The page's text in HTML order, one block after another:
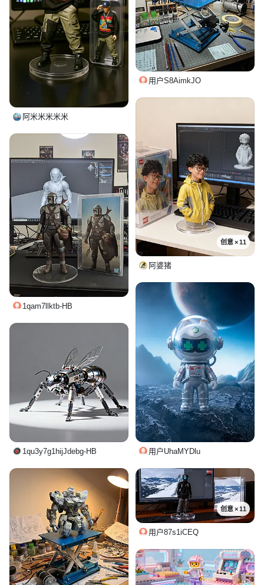
阿米米米米米
用户S8AimkJO
创意 × 11
阿婆猪
1qam7llktb-HB
用户UhaMYDlu
1qu3y7g1hijJdebg-HB
创意 × 11
用户87s1iCEQ